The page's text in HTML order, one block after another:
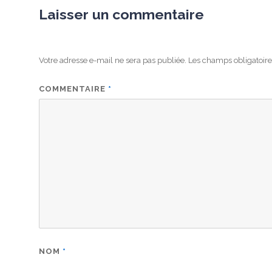
Laisser un commentaire
Votre adresse e-mail ne sera pas publiée. Les champs
COMMENTAIRE *
NOM *